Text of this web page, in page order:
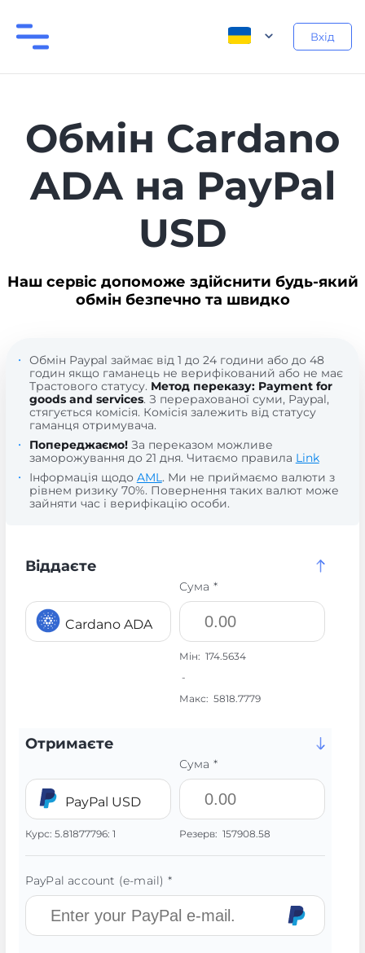
Вхід
Обмін Cardano
ADA на PayPal
USD
Наш сервіс допоможе здійснити будь-який
обмін безпечно та швидко
Обмін Paypal займає від 1 до 24 години або до 48
годин якщо гаманець не верифікований або не має
Трастового статусу. Метод переказу: Payment for
goods and services. З перерахованої суми, Paypal,
стягується комісія. Комісія залежить від статусу
гаманця отримувача.
Попереджаємо!За переказом можливе
заморожування до 21 дня. Читаємо правила Link
Інформація щодо AML. Ми не приймаємо валюти з
рівнем ризику 70%. Повернення таких валют може
зайняти час і верифікацію особи.
Віддаєте
Cardano ADA
Сума *
Мін: 174.5634
-
Макс: 5818.7779
Отримаєте
PayPal USD
Курс: 5.81877796: 1
Сума *
Резерв: 157908.58
PayPal account (e-mail) *